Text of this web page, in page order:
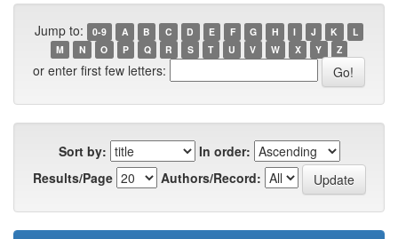
Jump to: 0-9 A B C D E F G H I J K
L
M
N O P Q R S T U V W X Y Z
or enter first few letters:
Sort by:
In order:
Results/Page
Authors/Record: